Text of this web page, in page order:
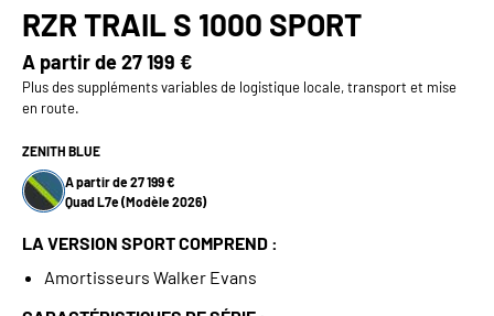
RZR TRAIL S 1000 SPORT
A partir de27 199 €
Plus des suppléments variables de logistique locale, transport et mise
en route.
ZENITH BLUE
A partir de 27 199 €
Quad L7e (Modèle 2026)
LA VERSION SPORT COMPREND :
Amortisseurs Walker Evans